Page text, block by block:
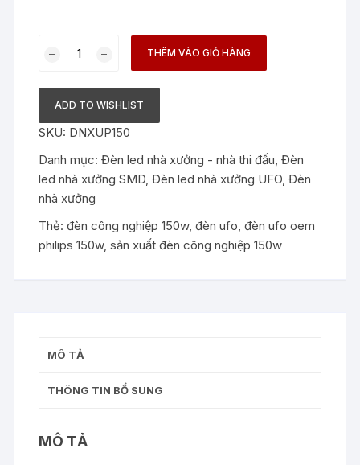
PHILIPS
150W
–
ĐÈN
LED
CÔNG
NGHIỆP
số
THÊM VÀO GIỎ HÀNG
ADD TO WISHLIST
SKU: DNXUP150
Danh mục:Đèn led nhà xưởng - nhà thi đấu,Đèn
led nhà xưởng SMD,Đèn led nhà xưởng UFO,Đèn
nhà xưởng
Thẻ:đèn công nghiệp 150w,đèn ufo,đèn ufo oem
philips 150w,sản xuất đèn công nghiệp 150w
MÔ TẢ
THÔNG TIN BỔ SUNG
MÔ TẢ